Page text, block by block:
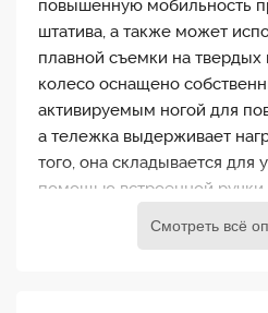
повышенную мобильность
штатива, а также может
плавной съемки на
колесо оснащено
активируемым ногой для
а тележка выдерживает
того, она складывается для
помощью встроенной ручки.
Libec предусмотрел не
Смотреть всё